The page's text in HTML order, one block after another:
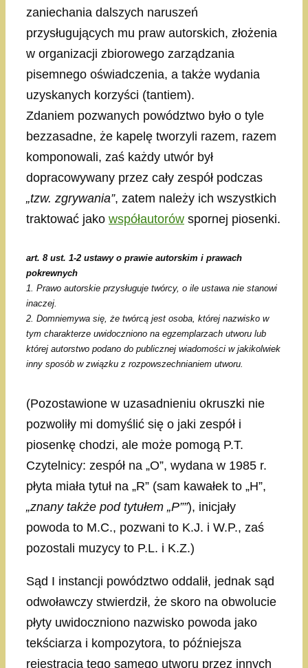
zaniechania dalszych naruszeń
przysługujących mu praw autorskich, złożenia
w organizacji zbiorowego zarządzania
pisemnego oświadczenia, a także wydania
uzyskanych korzyści (tantiem).
Zdaniem pozwanych powództwo było o tyle
bezzasadne, że kapelę tworzyli razem, razem
komponowali, zaś każdy utwór był
dopracowywany przez cały zespół podczas
„tzw. zgrywania”, zatem należy ich wszystkich
traktować jako współautorów spornej piosenki.
art. 8 ust. 1-2 ustawy o prawie autorskim i prawach
pokrewnych
1. Prawo autorskie przysługuje twórcy, o ile ustawa nie stanowi
inaczej.
2. Domniemywa się, że twórcą jest osoba, której nazwisko w
tym charakterze uwidoczniono na egzemplarzach utworu lub
której autorstwo podano do publicznej wiadomości w jakikolwiek
inny sposób w związku z rozpowszechnianiem utworu.
(Pozostawione w uzasadnieniu okruszki nie
pozwoliły mi domyślić się o jaki zespół i
piosenkę chodzi, ale może pomogą P.T.
Czytelnicy: zespół na „O”, wydana w 1985 r.
płyta miała tytuł na „R” (sam kawałek to „H”,
„znany także pod tytułem „P””), inicjały
powoda to M.C., pozwani to K.J. i W.P., zaś
pozostali muzycy to P.L. i K.Z.)
Sąd I instancji powództwo oddalił, jednak sąd
odwoławczy stwierdził, że skoro na obwolucie
płyty uwidoczniono nazwisko powoda jako
tekściarza i kompozytora, to późniejsza
rejestracja tego samego utworu przez innych